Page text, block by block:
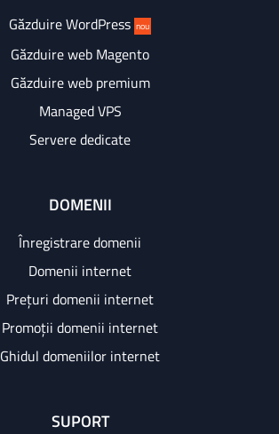
Găzduire WordPress nou
Găzduire web Magento
Găzduire web premium
Managed VPS
Servere dedicate
DOMENII
Înregistrare domenii
Domenii internet
Prețuri domenii internet
Promoții domenii internet
Ghidul domeniilor internet
SUPORT